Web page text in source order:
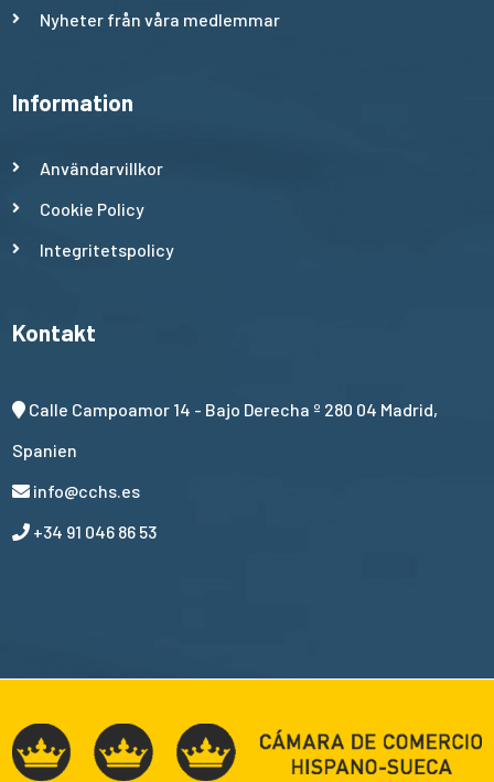
Nyheter från våra medlemmar
Information
Användarvillkor
Cookie Policy
Integritetspolicy
Kontakt
Calle Campoamor 14 - Bajo Derecha º 280 04 Madrid,
Spanien
info@cchs.es
+34 91 046 86 53